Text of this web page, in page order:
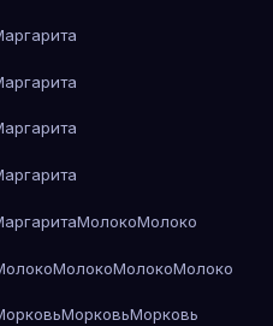
МолокоМолоко
МолокоМолокоМолоко
МорковьМорковь